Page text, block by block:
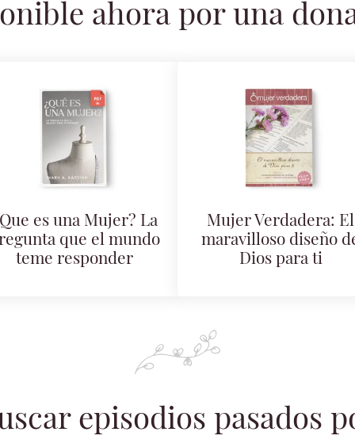
ahora por una
es una Mujer? La
que el mundo
teme responder
Mujer Verdadera: El
maravilloso diseño
Dios para ti
episodios pasados